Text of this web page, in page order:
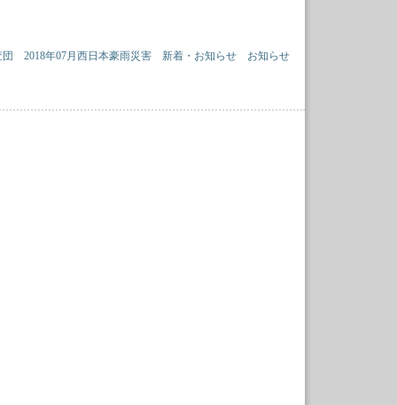
お知らせ
新着・お知らせ
2018年07月西日本豪雨災害
団